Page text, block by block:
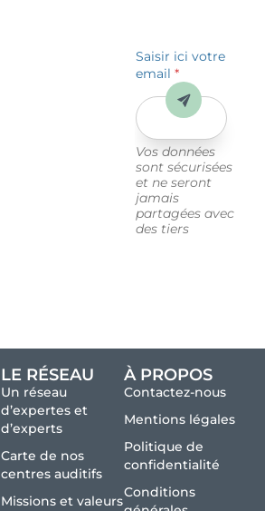
Saisir ici votre
email*
Vos données
sont sécurisées
et ne seront
jamais
partagées avec
des tiers
Envoyer
LE RÉSEAU
Un réseau
d’expertes et
d’experts
Carte de nos
centres auditifs
Missions et valeurs
À PROPOS
Contactez-nous
Mentions légales
Politique de
confidentialité
Conditions